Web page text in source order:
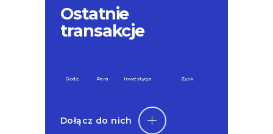
Ostatnie
transakcje
Godz. Para Inwestycja Zysk
Dołącz do nich